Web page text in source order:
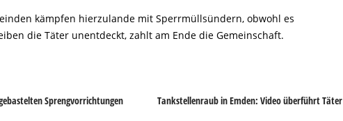
kämpfen hierzulande mit Sperrmüllsündern, obwohl es
die Täter unentdeckt, zahlt am Ende die Gemeinschaft.
Sprengvorrichtungen
Tankstellenraub in Emden: Video überführt Täter